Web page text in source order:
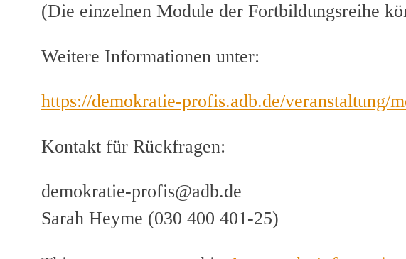
(Die einzelnen Module der Fortbildungsreihe
Weitere Informationen unter:
https://demokratie-profis.adb.de/veranstaltung/
Kontakt für Rückfragen:
demokratie-profis@adb.de
Sarah Heyme (030 400 401-25)